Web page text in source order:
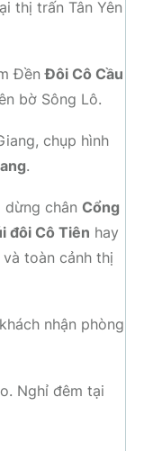
thị trấn Tân Yên
ĐềnĐôi Cô Cầu
bờ Sông Lô.
chụp hình
.
dừng chân Cổng
đôi Cô Tiên hay
toàn cảnh thị
nhận phòng
Nghỉ đêm tại